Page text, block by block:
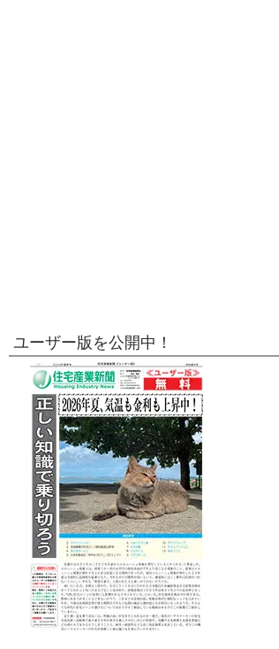
ユーザー版を公開中！